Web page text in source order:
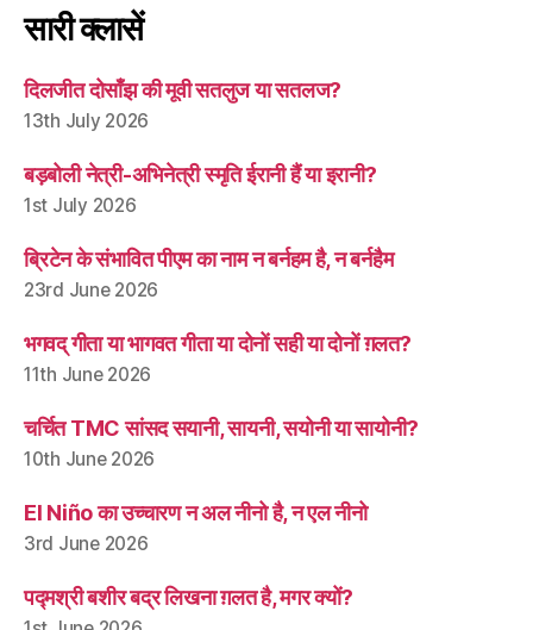
सारी क्लासें
दिलजीत दोसाँझ की मूवी सतलुज या सतलज?
13th July 2026
बड़बोली नेत्री-अभिनेत्री स्मृति ईरानी हैं या इरानी?
1st July 2026
ब्रिटेन के संभावित पीएम का नाम न बर्नहम है, न बर्नहैम
23rd June 2026
भगवद् गीता या भागवत गीता या दोनों सही या दोनों ग़लत?
11th June 2026
चर्चित TMC सांसद सयानी, सायनी, सयोनी या सायोनी?
10th June 2026
El Niño का उच्चारण न अल नीनो है, न एल नीनो
3rd June 2026
पद्मश्री बशीर बद्र लिखना ग़लत है, मगर क्यों?